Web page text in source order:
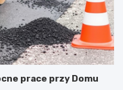
prace przy Domu